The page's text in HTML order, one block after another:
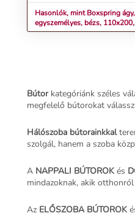
Hasonlók, mint Boxspring ágy,
egyszemélyes, bézs, 110x200,
univerzális, ALEXA
Bútorkategóriánk széles
megfelelő bútorokat
Hálószoba bútorainkkal
szolgál, hanem a szoba
A NAPPALI BÚTOROK és
mindazoknak, akik
Az ELŐSZOBA BÚTOROK